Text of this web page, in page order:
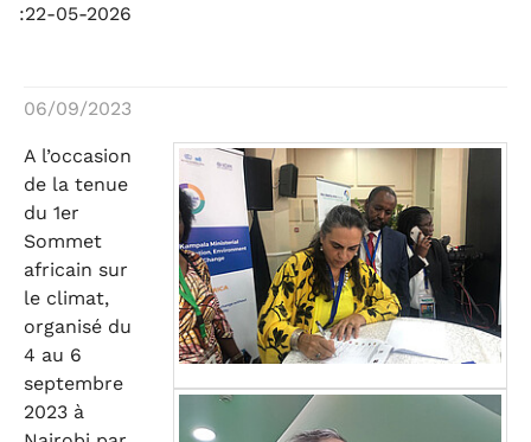
:22-05-2026
06/09/2023
A l’occasion
de la tenue
du 1er
Sommet
africain sur
le climat,
organisé du
4 au 6
septembre
2023 à